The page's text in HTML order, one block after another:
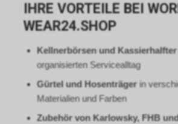
IHRE VORTEILE BEI
WEAR24.SHOP
Kellnerbörsen und Kassierhalfter
organisierten Servicealltag
Gürtel und Hosenträger in
Materialien und Farben
Zubehör von Karlowsky, FHB